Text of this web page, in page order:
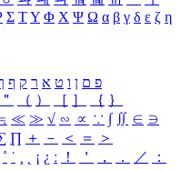
Σ ΤΥ Φ Χ Ψ Ω α β γ δ ε ζ η
פ ם ן ו ט א ר ק ף
＂ （ ） ［ ］ ｛ ｝
≪ ≫ √ ∽ ∝ ∵ ∫ ∬ ∈ ∋
∏ ＋ － ＜ ＝
＞
˚ ˙ ¸ ¡ ¿ ː ！ ＇ ， ． ／
：